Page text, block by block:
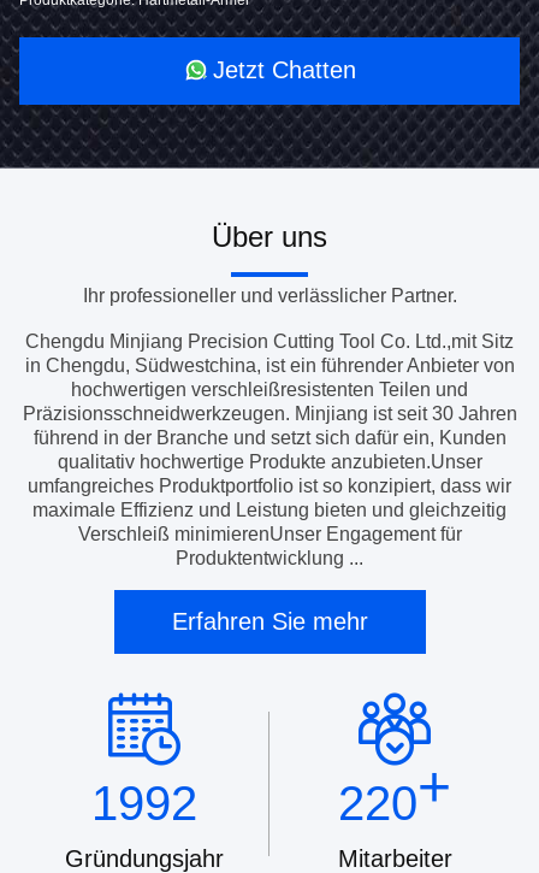
Jetzt Chatten
Über uns
Ihr professioneller und verlässlicher Partner.
Chengdu Minjiang Precision Cutting Tool Co. Ltd.,mit Sitz
in Chengdu, Südwestchina, ist ein führender Anbieter von
hochwertigen verschleißresistenten Teilen und
Präzisionsschneidwerkzeugen. Minjiang ist seit 30 Jahren
führend in der Branche und setzt sich dafür ein, Kunden
qualitativ hochwertige Produkte anzubieten.Unser
umfangreiches Produktportfolio ist so konzipiert, dass wir
maximale Effizienz und Leistung bieten und gleichzeitig
Verschleiß minimierenUnser Engagement für
Produktentwicklung ...
Erfahren Sie mehr
1992
Gründungsjahr
220+
Mitarbeiter